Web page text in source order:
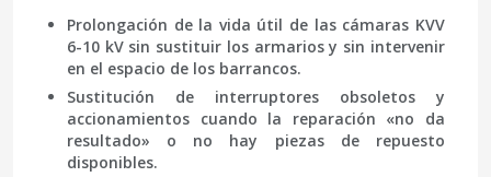
Prolongación de la vida útil de las cámaras KVV
6-10 kV sin sustituir los armarios y sin intervenir
en el espacio de los barrancos.
Sustitución de interruptores obsoletosy
accionamientos cuando la reparación «no da
resultado» o no hay piezas de repuesto
disponibles.